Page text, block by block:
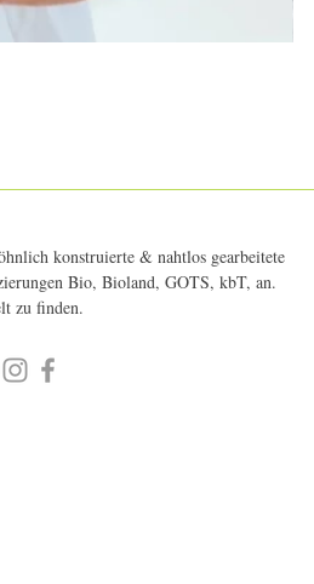
konstruierte & nahtlos gearbeitete
Bio, Bioland, GOTS, kbT, an.
zu finden.